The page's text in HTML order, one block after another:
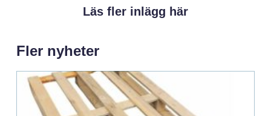
Läs fler inlägg här
Fler nyheter